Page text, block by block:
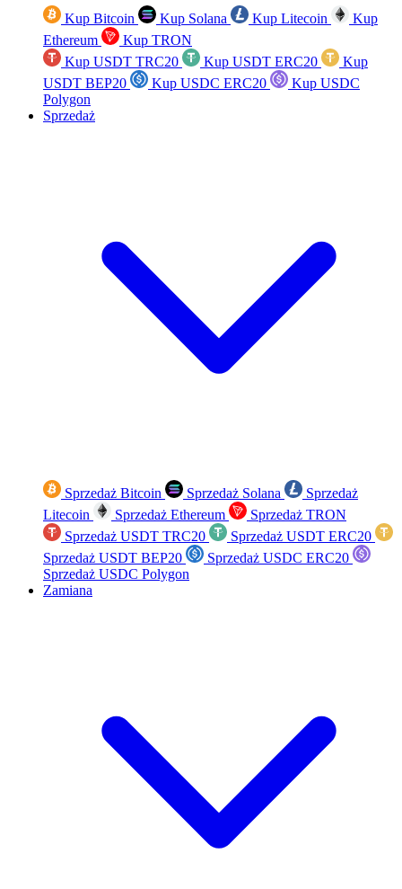
Kup Bitcoin Kup Solana Kup Litecoin
Kup
Ethereum
Kup TRON
Kup USDT TRC20
Kup USDT ERC20
Kup
USDT BEP20
Kup USDC ERC20
Kup USDC
Polygon
Sprzedaż
Sprzedaż Bitcoin Sprzedaż Solana
Sprzedaż
Litecoin
Sprzedaż Ethereum
Sprzedaż TRON
Sprzedaż USDT TRC20
Sprzedaż USDT ERC20
Sprzedaż USDT BEP20
Sprzedaż USDC ERC20
Sprzedaż USDC Polygon
Zamiana